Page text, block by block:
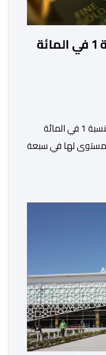
ارتفعت أسعار الذهب، اليوم الخميس، بنسبة 1 في المائة
مستوى لها في سبعة
إلى 4285,69 دولارا للأوقية، مسجلا أعلى